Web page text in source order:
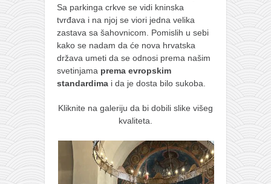
članarina
kontakt
besplatna e-knjiga
termini treninga
moja priča
moja priča
fotke
Sa parkinga crkve se vidi kninska
tvrđava i na njoj se viori jedna velika
zastava sa šahovnicom. Pomislih u sebi
kako se nadam da će nova hrvatska
država umeti da se odnosi prema našim
svetinjama prema evropskim
standardima i da je dosta bilo sukoba.
Kliknite na galeriju da bi dobili slike višeg
kvaliteta.